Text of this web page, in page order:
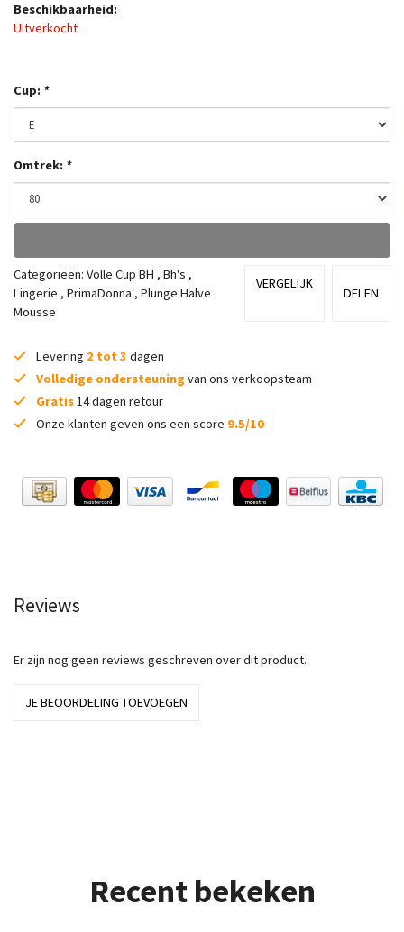
Beschikbaarheid:
Uitverkocht
Cup: *
Omtrek: *
Categorieën: Volle Cup BH , Bh's ,
Lingerie , PrimaDonna , Plunge Halve
Mousse
VERGELIJK
DELEN
Levering 2 tot 3 dagen
Volledige ondersteuning van ons verkoopsteam
Gratis14 dagen retour
Onze klanten geven ons een score 9.5/10
Reviews
Er zijn nog geen reviews geschreven over dit product.
JE BEOORDELING TOEVOEGEN
Recent bekeken